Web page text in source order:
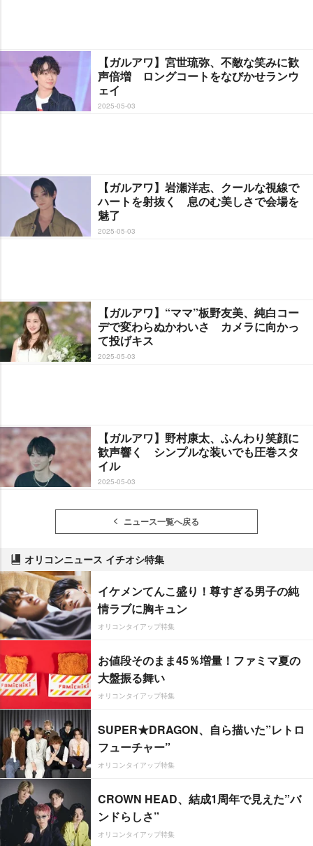
【ガルアワ】宮世琉弥、不敵な笑みに歓
声倍増 ロングコートをなびかせランウ
ェイ
2025-05-03
【ガルアワ】岩瀬洋志、クールな視線で
ハートを射抜く 息のむ美しさで会場を
魅了
2025-05-03
【ガルアワ】“ママ”板野友美、純白コー
デで変わらぬかわいさ カメラに向かっ
て投げキス
2025-05-03
【ガルアワ】野村康太、ふんわり笑顔に
歓声響く シンプルな装いでも圧巻スタ
イル
2025-05-03
ニュース一覧へ戻る
オリコンニュース イチオシ特集
イケメンてんこ盛り！尊すぎる男子の純
情ラブに胸キュン
オリコンタイアップ特集
お値段そのまま45％増量！ファミマ夏の
大盤振る舞い
オリコンタイアップ特集
SUPER★DRAGON、自ら描いた”レトロ
フューチャー”
オリコンタイアップ特集
CROWN HEAD、結成1周年で見えた”バ
ンドらしさ”
オリコンタイアップ特集